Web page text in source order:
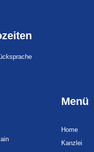
Menü
Home
Kanzlei